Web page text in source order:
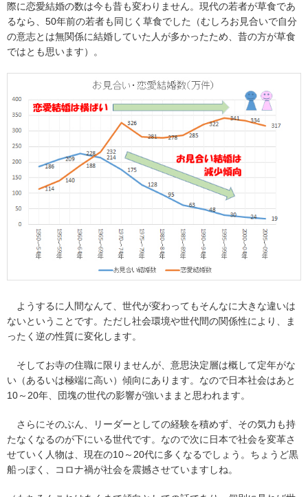
際に恋愛結婚の数は今も昔も変わりません。現代の若者が草食であ
るなら、50年前の若者も同じく草食でした（むしろお見合いで自分
の意志とは無関係に結婚していた人が多かったため、昔の方が草食
ではとも思います）。
ようするに人間なんて、世代が変わってもそんなに大きな違いは
ないということです。ただし社会環境や世代間の関係性により、ま
ったく逆の性質に変化します。
そしてお寺の住職に限りませんが、意思決定層は概して定年がな
い（あるいは極端に高い）傾向にあります。なので日本社会はあと
10～20年、団塊の世代の影響が強いままと思われます。
さらにそのぶん、リーダーとしての経験を積めず、その気力も持
たなくなるのが下にいる世代です。なので次に日本で社会を変革さ
せていく人物は、現在の10～20代に多くなるでしょう。ちょうど黒
船っぽく、コロナ禍が社会を震撼させていますしね。